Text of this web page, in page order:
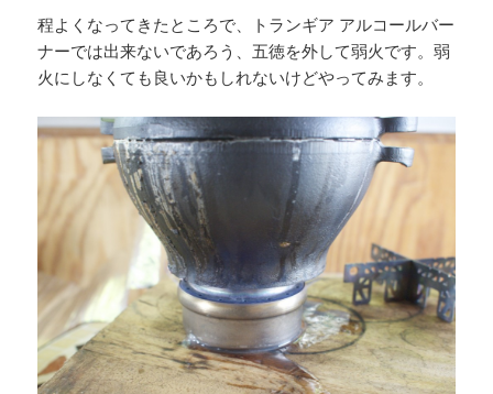
程よくなってきたところで、トランギア アルコールバー
ナーでは出来ないであろう、五徳を外して弱火です。弱
火にしなくても良いかもしれないけどやってみます。